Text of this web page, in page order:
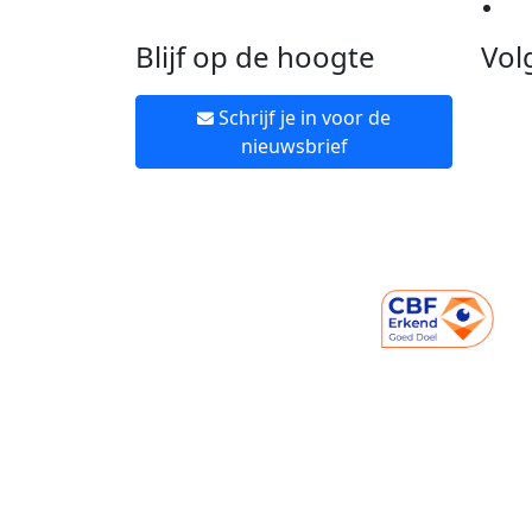
Blijf op de hoogte
Schrijf je in voor de
nieuwsbrief